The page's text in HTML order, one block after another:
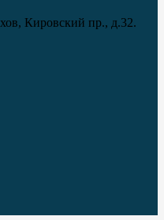
Кировский пр., д.32.